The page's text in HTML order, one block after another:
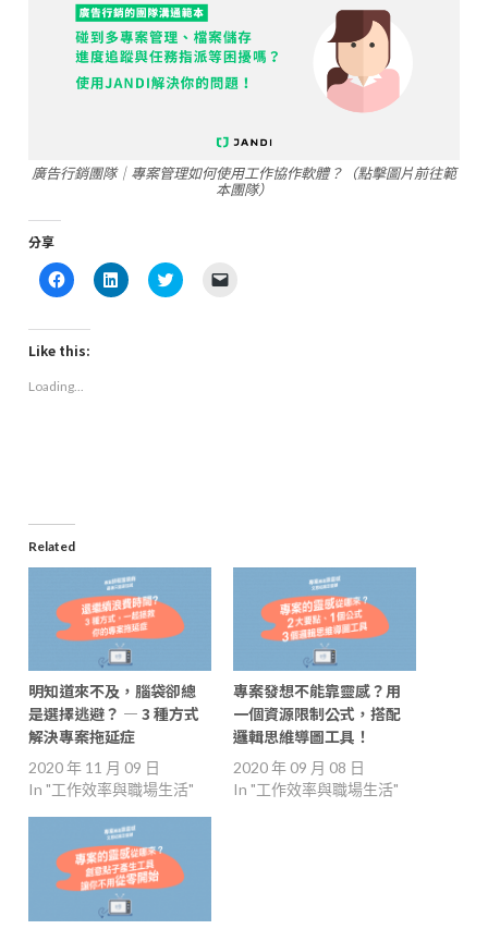
廣告行銷團隊｜專案管理如何使用工作協作軟體？（點擊圖片前往範
本團隊）
分享
Click
to
Facebook
(Opens
in
window)
Click
to
Click
to
Like this:
Loading...
Related
明知道來不及，腦袋卻總
是選擇逃避？ — 3 種方式
解決專案拖延症
2020 年 11 月 09 日
In "工作效率與職場生活"
專案發想不能靠靈感？用
一個資源限制公式，搭配
邏輯思維導圖工具！
2020 年 09 月 08 日
In "工作效率與職場生活"